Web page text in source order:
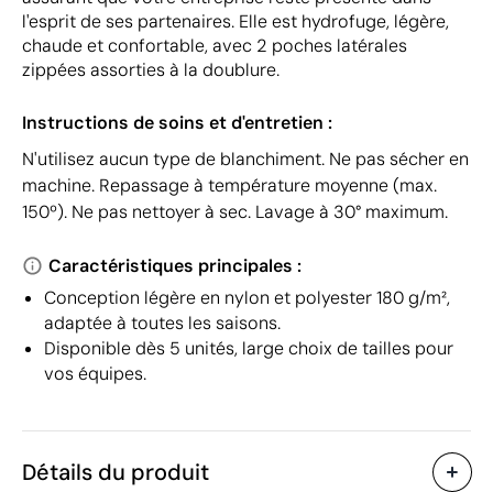
l'esprit de ses partenaires. Elle est hydrofuge, légère,
chaude et confortable, avec 2 poches latérales
zippées assorties à la doublure.
Instructions de soins et d'entretien :
N'utilisez aucun type de blanchiment. Ne pas sécher en
machine. Repassage à température moyenne (max.
150º). Ne pas nettoyer à sec. Lavage à 30° maximum.
Caractéristiques principales :
Conception légère en nylon et polyester 180 g/m²,
adaptée à toutes les saisons.
Disponible dès 5 unités, large choix de tailles pour
vos équipes.
Détails du produit